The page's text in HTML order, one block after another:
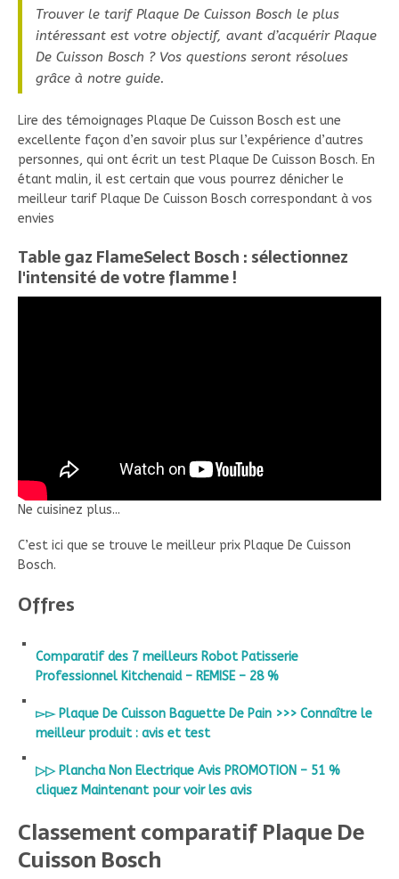
Trouver le tarif Plaque De Cuisson Bosch le plus
intéressant est votre objectif, avant d’acquérir Plaque
De Cuisson Bosch ? Vos questions seront résolues
grâce à notre guide.
Lire des témoignages Plaque De Cuisson Bosch est une
excellente façon d’en savoir plus sur l’expérience d’autres
personnes, qui ont écrit un test Plaque De Cuisson Bosch. En
étant malin, il est certain que vous pourrez dénicher le
meilleur tarif Plaque De Cuisson Bosch correspondant à vos
envies
Table gaz FlameSelect Bosch : sélectionnez
l'intensité de votre flamme !
Ne cuisinez plus...
C’est ici que se trouve le meilleur prix Plaque De Cuisson
Bosch.
Offres
Comparatif des 7 meilleurs Robot Patisserie
Professionnel Kitchenaid – REMISE – 28 %
▻▻ Plaque De Cuisson Baguette De Pain >>> Connaître le
meilleur produit : avis et test
▷▷ Plancha Non Electrique Avis PROMOTION – 51 %
cliquez Maintenant pour voir les avis
Classement comparatif Plaque De
Cuisson Bosch